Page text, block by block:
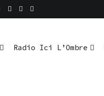
Radio Ici L’Ombre